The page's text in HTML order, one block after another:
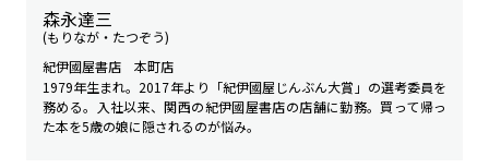
森永達三
(もりなが・たつぞう)
紀伊國屋書店 本町店
1979年生まれ。2017年より「紀伊國屋じんぶん大賞」の選考委員を
務める。入社以来、関西の紀伊國屋書店の店舗に勤務。買って帰っ
た本を5歳の娘に隠されるのが悩み。